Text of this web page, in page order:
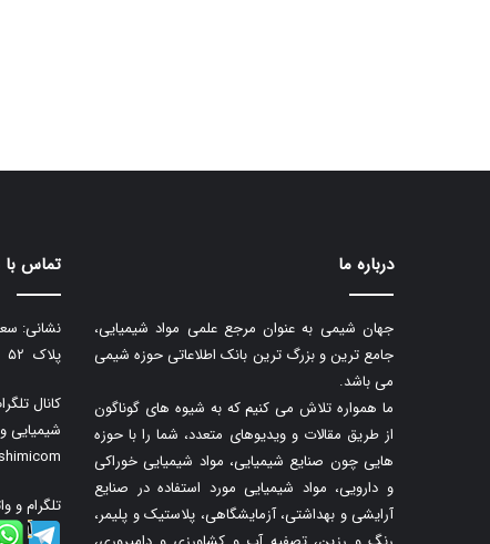
درباره ما
جهان شیمی به عنوان مرجع علمی مواد شیمیایی،
جامع ترین و بزرگ ترین بانک اطلاعاتی حوزه شیمی
می باشد.
ما همواره تلاش می کنیم که به شیوه های گوناگون
از طریق مقالات و ویدیوهای متعدد، شما را با حوزه
هایی چون صنایع شیمیایی، مواد شیمیایی خوراکی
و دارویی، مواد شیمیایی مورد استفاده در صنایع
آرایشی و بهداشتی، آزمایشگاهی، پلاستیک و پلیمر،
تماس با
نشانی:
پلاک ۵۲
کانال
شیمیایی
تلگرام و